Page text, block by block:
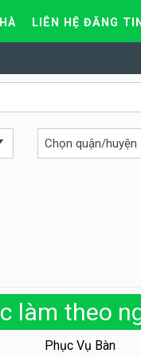
LIÊN HỆ ĐĂNG TIN
làm theo
Phục Vụ Bàn